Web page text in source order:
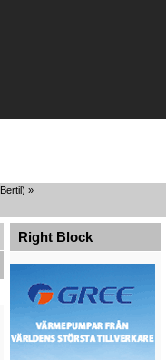
Bertil) »
Right Block